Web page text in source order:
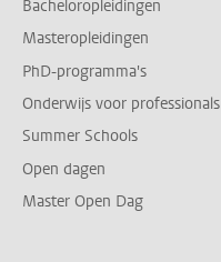
Bacheloropleidingen
Masteropleidingen
PhD-programma's
Onderwijs voor professionals
Summer Schools
Open dagen
Master Open Dag